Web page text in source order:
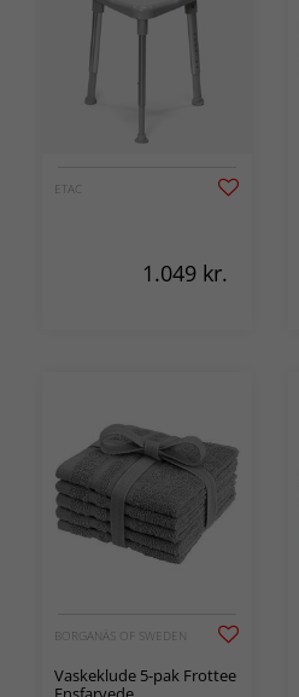
ETAC
1.049 kr.
BORGANÄS OF SWEDEN
Vaskeklude 5-pak Frottee